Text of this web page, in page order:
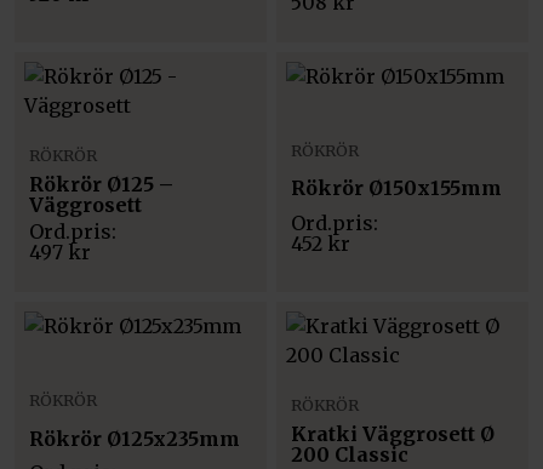
RÖKRÖR
Rökrör Ø125 –
Väggrosett
497 kr
RÖKRÖR
Rökrör Ø150x155mm
452 kr
RÖKRÖR
Rökrör Ø125x235mm
RÖKRÖR
Kratki Väggrosett Ø
200 Classic